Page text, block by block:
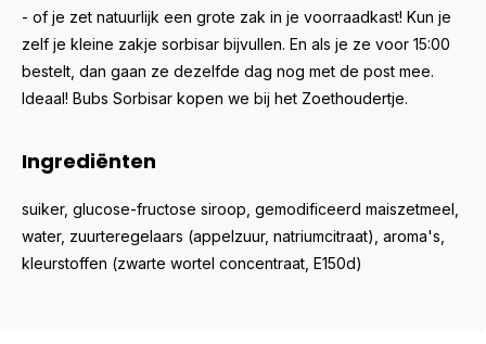
- of je zet natuurlijk een grote zak in je voorraadkast! Kun je
zelf je kleine zakje sorbisar bijvullen. En als je ze voor 15:00
bestelt, dan gaan ze dezelfde dag nog met de post mee.
Ideaal! Bubs Sorbisar kopen we bij het Zoethoudertje.
Ingrediënten
suiker, glucose-fructose siroop, gemodificeerd maiszetmeel,
water, zuurteregelaars (appelzuur, natriumcitraat), aroma's,
kleurstoffen (zwarte wortel concentraat, E150d)